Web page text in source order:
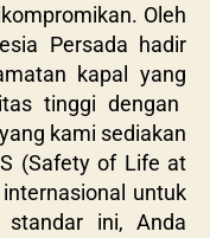
Oleh
Persada hadir
kapal yang
tinggi dengan
kami sediakan
(Safety of Life at
untuk
standar ini, Anda